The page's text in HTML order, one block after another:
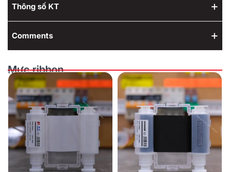
Thông số KT
Comments
Mực ribbon